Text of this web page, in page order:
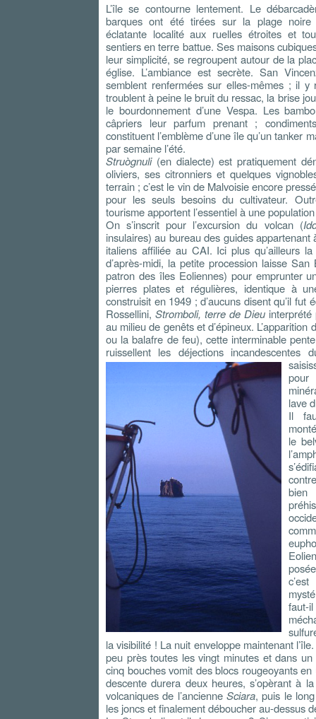
L’île se contourne lentement. Le
barques ont été tirées sur la plage noire
éclatante localité aux ruelles étroites et
sentiers en terre battue. Ses maisons
leur simplicité, se regroupent autour de la
église. L’ambiance est secrète. San
semblent renfermées sur elles-mêmes ; il
troublent à peine le bruit du ressac, la brise
le bourdonnement d’une Vespa. Les
câpriers leur parfum prenant ;
constituent l’emblème d’une île qu’un tanker
par semaine l’été.
Struògnuli(en dialecte) est pratiquement
oliviers, ses citronniers et quelques
terrain ; c’est le vin de Malvoisie encore
pour les seuls besoins du cultivateur.
tourisme apportent l’essentiel à une
On s’inscrit pour l’excursion du volcan (
insulaires) au bureau des guides appartenant
italiens affiliée au CAI. Ici plus qu’ailleurs
d’après-midi, la petite procession laisse
patron des îles Eoliennes) pour emprunter
pierres plates et régulières, identique à
construisit en 1949 ; d’aucuns disent qu’il fut
Rossellini, Stromboli, terre de Dieu
au milieu de genêts et d’épineux. L’apparition
ou la balafre de feu), cette interminable
ruissellent les déjections incandescentes
lave
Il
le
faut-
la visibilité ! La nuit enveloppe maintenant
peu près toutes les vingt minutes et dans
cinq bouches vomit des blocs rougeoyants
descente durera deux heures, s’opèrant à
volcaniques de l’ancienneSciara, puis le
les joncs et finalement déboucher au-dessus